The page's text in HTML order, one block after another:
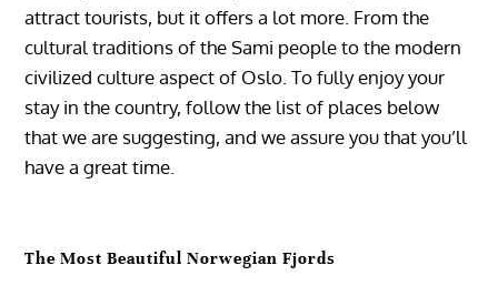
attract tourists, but it offers a lot more. From the
cultural traditions of the Sami people to the modern
civilized culture aspect of Oslo. To fully enjoy your
stay in the country, follow the list of places below
that we are suggesting, and we assure you that you’ll
have a great time.
The Most Beautiful Norwegian Fjords